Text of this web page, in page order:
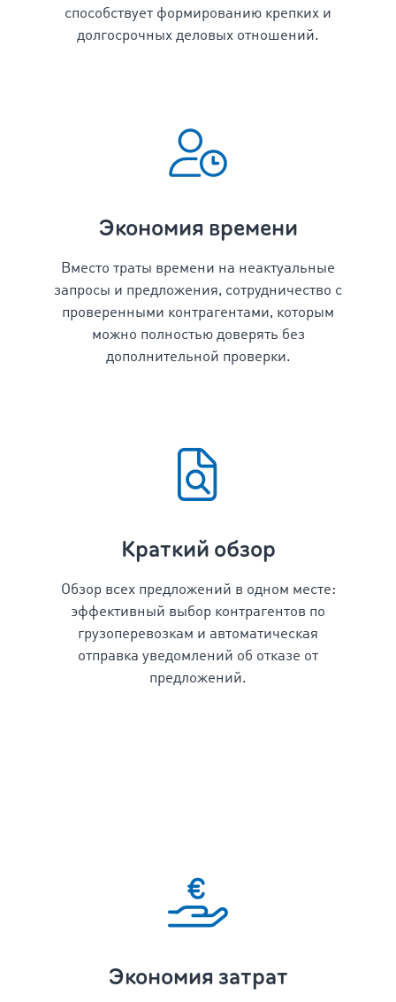
способствует формированию крепких и
долгосрочных деловых отношений.
Экономия времени
Вместо траты времени на неактуальные
запросы и предложения, сотрудничество с
проверенными контрагентами, которым
можно полностью доверять без
дополнительной проверки.
Краткий обзор
Обзор всех предложений в одном месте:
эффективный выбор контрагентов по
грузоперевозкам и автоматическая
отправка уведомлений об отказе от
предложений.
Экономия затрат